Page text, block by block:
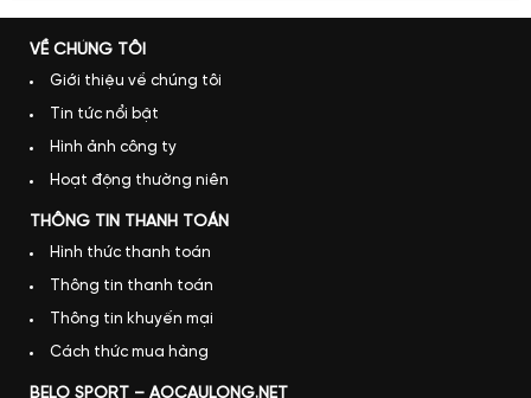
VỀ CHÚNG TÔI
Giới thiệu về chúng tôi
Tin tức nổi bật
Hình ảnh công ty
Hoạt động thường niên
THÔNG TIN THANH TOÁN
Hình thức thanh toán
Thông tin thanh toán
Thông tin khuyến mại
Cách thức mua hàng
BELO SPORT – AOCAULONG.NET